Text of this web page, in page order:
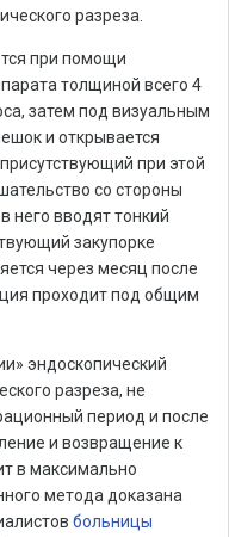
разреза.
при помощи
толщиной всего 4
затем под визуальным
и открывается
при этой
со стороны
него вводят тонкий
закупорке
через месяц после
проходит под общим
эндоскопический
разреза, не
период и после
и возвращение к
в максимально
метода доказана
больницы